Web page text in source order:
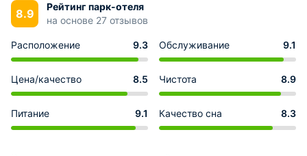
8.9
Рейтинг парк-отеля
на основе 27 отзывов
Расположение 9.3 Обслуживание 9.1
Цена/качество 8.5 Чистота 8.9
Питание 9.1 Качество сна 8.3